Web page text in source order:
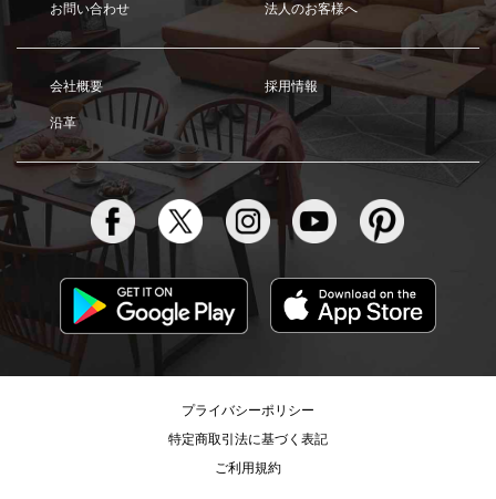
お問い合わせ 法人のお客様へ
会社概要 採用情報
沿革
プライバシーポリシー
特定商取引法に基づく表記
ご利用規約